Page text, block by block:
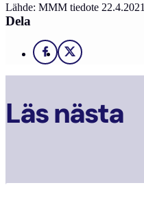
Lähde: MMM tiedote 22.4.2021
Dela
Facebook
X
Läs nästa